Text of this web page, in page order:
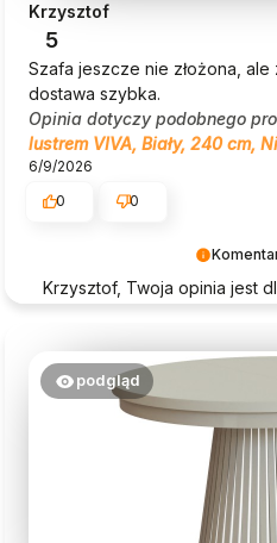
Krzysztof, Twoja opinia jest
Krzysztof
5
Szafa jeszcze nie złożona,
dostawa szybka.
Opinia dotyczy podobnego
lustrem VIVA, Biały, 240 cm,
6/9/2026
0
0
podgląd